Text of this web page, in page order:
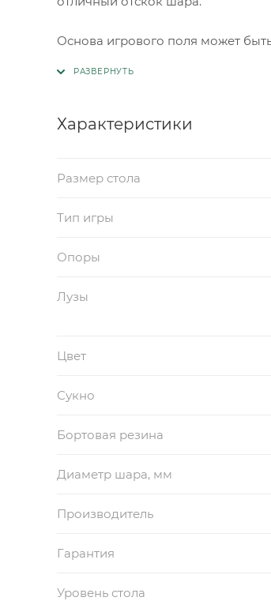
Основа игрового поля может
Характеристики
Размер стола
Тип игры
Опоры
Лузы
Цвет
Сукно
Бортовая резина
Диаметр шара, мм
Производитель
Гарантия
Уровень стола